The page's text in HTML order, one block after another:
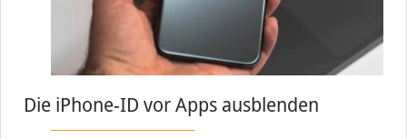
Die iPhone-ID vor Apps ausblenden